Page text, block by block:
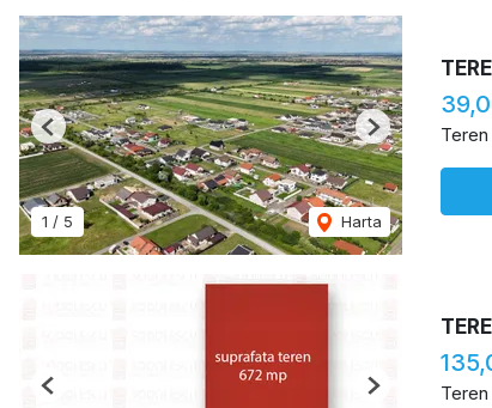
1 / 5 Harta
Previous Next
Previous Next